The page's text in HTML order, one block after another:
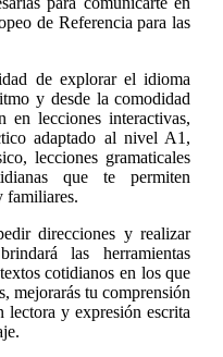
de Referencia para las
de explorar el idioma
y desde la comodidad
lecciones interactivas,
adaptado al nivel A1,
lecciones gramaticales
que te permiten
familiares.
direcciones y realizar
las herramientas
cotidianos en los que
mejorarás tu comprensión
lectora y expresión escrita